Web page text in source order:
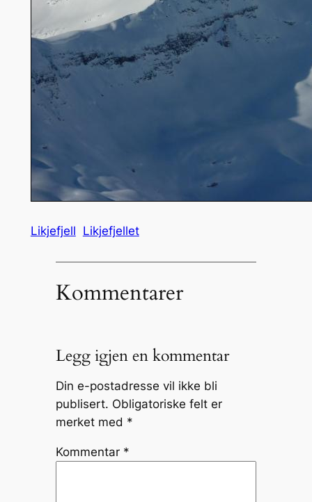
Likjefjell Likjefjellet
Kommentarer
Legg igjen en kommentar
Din e-postadresse vil ikke bli
publisert. Obligatoriske felt er
merket med *
Kommentar *